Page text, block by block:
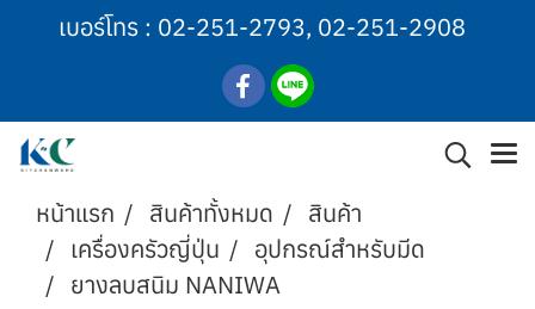
เบอร์โทร : 02-251-2793, 02-251-2908
หน้าแรก สินค้าทั้งหมด
สินค้า
เครื่องครัวญี่ปุ่น
อุปกรณ์สำหรับมีด
ยางลบสนิม NANIWA